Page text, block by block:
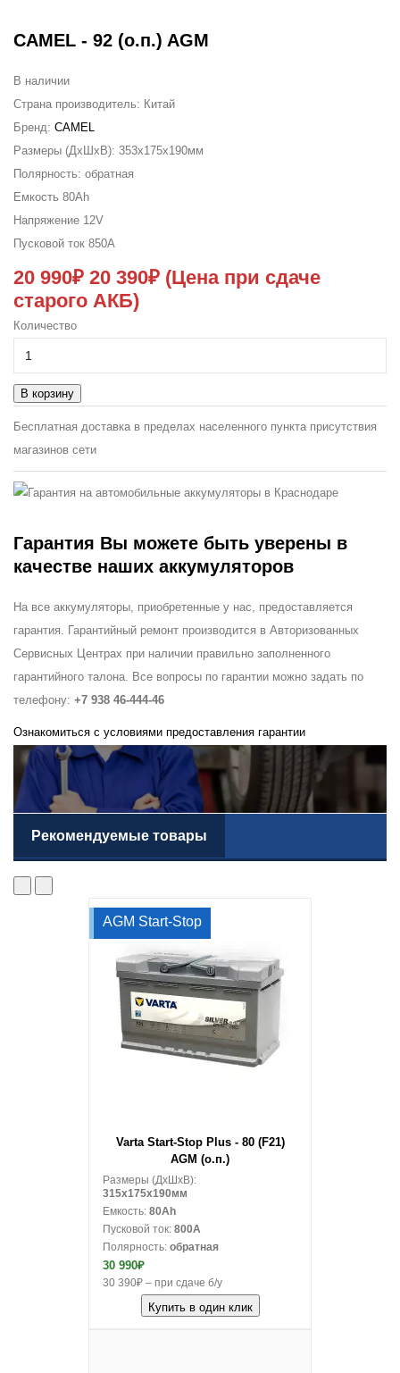
CAMEL - 92 (о.п.) AGM
В наличии
Страна производитель: Китай
Бренд: CAMEL
Размеры (ДxШxВ): 353x175x190мм
Полярность: обратная
Емкость 80Ah
Напряжение 12V
Пусковой ток 850A
20 990₽ 20 390₽ (Цена при сдаче
старого АКБ)
Количество
В корзину
Бесплатная доставка в пределах населенного пункта присутствия
магазинов сети
Гарантия Вы можете быть уверены в
качестве наших аккумуляторов
На все аккумуляторы, приобретенные у нас, предоставляется
гарантия. Гарантийный ремонт производится в Авторизованных
Сервисных Центрах при наличии правильно заполненного
гарантийного талона. Все вопросы по гарантии можно задать по
телефону: +7 938 46-444-46
Ознакомиться с условиями предоставления гарантии
Рекомендуемые товары
AGM Start-Stop
Varta Start-Stop Plus - 80 (F21)
AGM (о.п.)
Размеры (ДxШxВ):
315x175x190мм
Емкость: 80Ah
Пусковой ток: 800A
Полярность: обратная
30 990₽
30 390₽ – при сдаче б/у
Купить в один клик